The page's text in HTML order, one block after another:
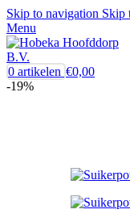
Skip to navigation Skip
Menu
0 artikelen €0,00
-19%